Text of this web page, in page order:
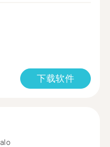
下载软件